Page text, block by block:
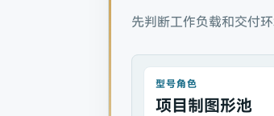
先判断工作负载和交付
型号角色
项目制图形池